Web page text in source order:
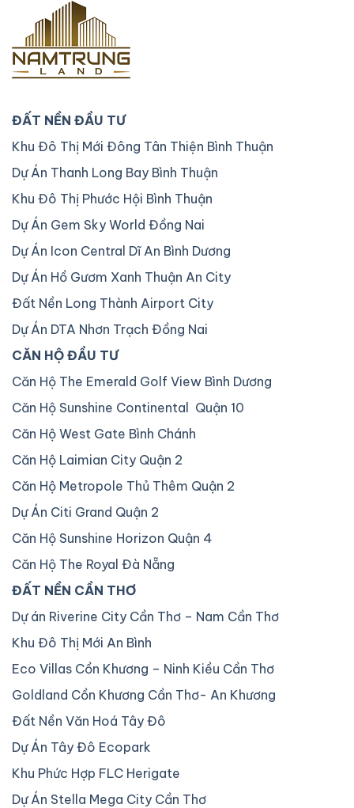
ĐẤT NỀN ĐẦU TƯ
Khu Đô Thị Mới Đông Tân Thiện Bình Thuận
Dự Án Thanh Long Bay Bình Thuận
Khu Đô Thị Phước Hội Bình Thuận
Dự Án Gem Sky World Đồng Nai
Dự Án Icon Central Dĩ An Bình Dương
Dự Án Hồ Gươm Xanh Thuận An City
Đất Nền Long Thành Airport City
Dự Án DTA Nhơn Trạch Đồng Nai
CĂN HỘ ĐẦU TƯ
Căn Hộ The Emerald Golf View Bình Dương
Căn Hộ Sunshine Continental Quận 10
Căn Hộ West Gate Bình Chánh
Căn Hộ Laimian City Quận 2
Căn Hộ Metropole Thủ Thêm Quận 2
Dự Án Citi Grand Quận 2
Căn Hộ Sunshine Horizon Quận 4
Căn Hộ The Royal Đà Nẵng
ĐẤT NỀN CẦN THƠ
Dự án Riverine City Cần Thơ – Nam Cần Thơ
Khu Đô Thị Mới An Bình
Eco Villas Cồn Khương – Ninh Kiều Cần Thơ
Goldland Cồn Khương Cần Thơ- An Khương
Đất Nền Văn Hoá Tây Đô
Dự Án Tây Đô Ecopark
Khu Phức Hợp FLC Herigate
Dự Án Stella Mega City Cần Thơ